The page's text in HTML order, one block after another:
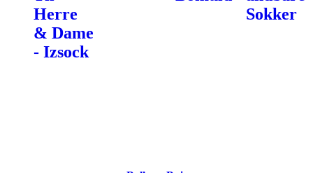
Herre
& Dame
- Izsock
Sokker